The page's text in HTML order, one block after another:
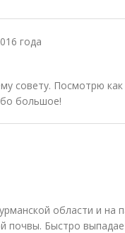
года
совету. Посмотрю как
большое!
области и на
почвы. Быстро